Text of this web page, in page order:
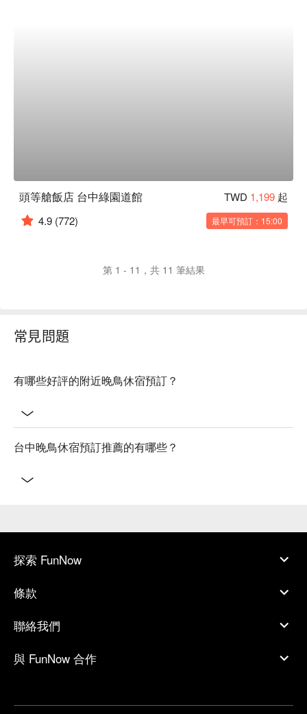
頭等艙飯店 台中綠園道館 TWD 1,199 起
4.9 (772) 最早可預訂：15:00
第 1 - 11，共 11 筆結果
常見問題
有哪些好評的附近晚鳥休宿預訂？
台中晚鳥休宿預訂推薦的有哪些？
探索 FunNow
條款
聯絡我們
與 FunNow 合作